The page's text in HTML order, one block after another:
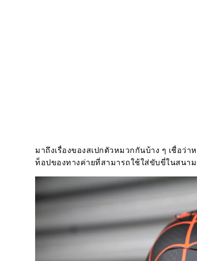
มาถึงเรื่องของสเปกตัวหมวกกันบ้าง ๆ เชื่อว่
ท็อปของทางค่ายที่สามารถใช้ใส่ขับขี่ในสนาม